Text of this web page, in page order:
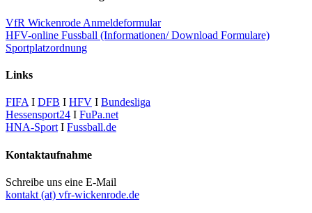
VfR Wickenrode Anmeldeformular
HFV-online Fussball (Informationen/ Download Formulare)
Sportplatzordnung
Links
FIFA I DFB I HFV I Bundesliga
Hessensport24 I FuPa.net
HNA-Sport I Fussball.de
Kontaktaufnahme
Schreibe uns eine E-Mail
kontakt (at) vfr-wickenrode.de